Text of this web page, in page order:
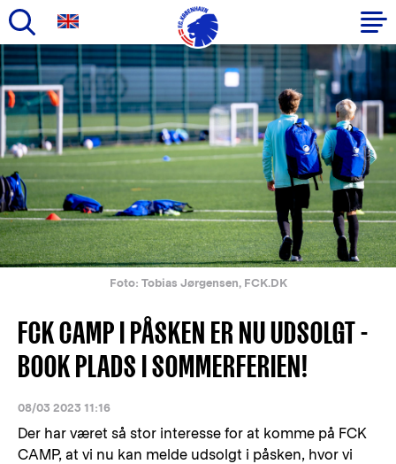
Gå
til
hovedindhold
Primær
navigation
Foto: Tobias Jørgensen, FCK.DK
FCK CAMP I PÅSKEN ER NU UDSOLGT -
BOOK PLADS I SOMMERFERIEN!
08/03 2023 11:16
Der har været så stor interesse for at komme på FCK
CAMP, at vi nu kan melde udsolgt i påsken, hvor vi